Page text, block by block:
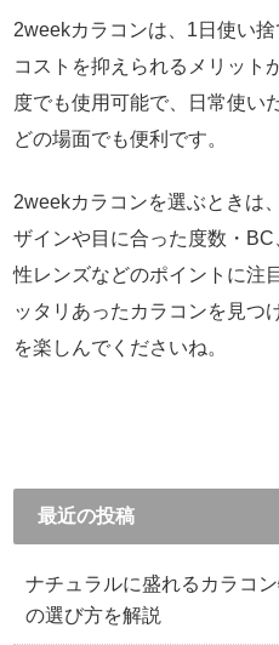
2weekカラコンは、1日使い
コストを抑えられるメリット
度でも使用可能で、日常使い
どの場面でも便利です。
2weekカラコンを選ぶときは
ザインや目に合った度数・
性レンズなどのポイントに注
ッタリあったカラコンを見つ
を楽しんでくださいね。
最近の投稿
ナチュラルに盛れるカラコ
の選び方を解説